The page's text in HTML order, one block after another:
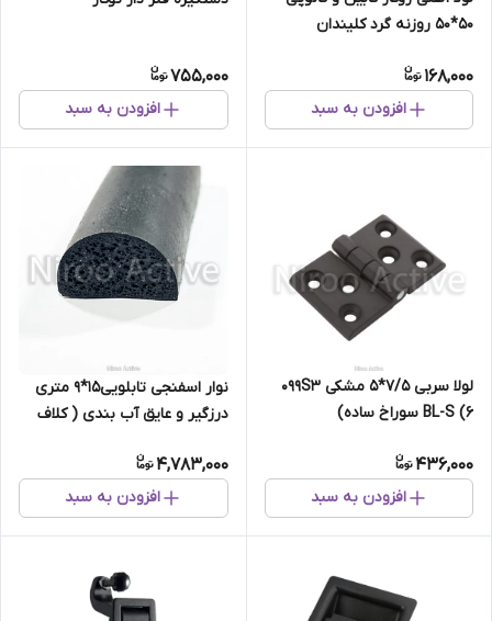
۵۰*۵۰ روزنه گرد کلیندان
168,000
افزودن به سبد
755,000
افزودن به سبد
لولا سربی ۷/۵*۵ مشکی ۰۹۹S۳
BL-S (۶ سوراخ ساده)
436,000
افزودن به سبد
نوار اسفنجی تابلویی۱۵*۹ متری
درزگیر و عایق آب بندی ( کلاف
4,783,000
افزودن به سبد